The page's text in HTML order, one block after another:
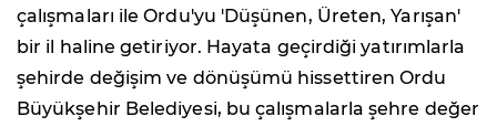
çalışmaları ile Ordu'yu 'Düşünen, Üreten, Yarışan'
bir il haline getiriyor. Hayata geçirdiği yatırımlarla
şehirde değişim ve dönüşümü hissettiren Ordu
Büyükşehir Belediyesi, bu çalışmalarla şehre değer